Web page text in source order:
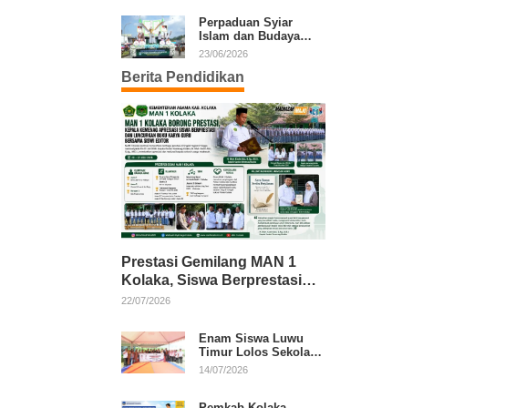
Perpaduan Syiar
Islam dan Budaya
Warnai Pawai Ta’aruf
23/06/2026
Berita Pendidikan
Prestasi Gemilang MAN 1
Kolaka, Siswa Berprestasi
dan Guru Berkarya Raih
22/07/2026
Enam Siswa Luwu
Timur Lolos Sekolah
Rakyat, Bupati: Jaga
14/07/2026